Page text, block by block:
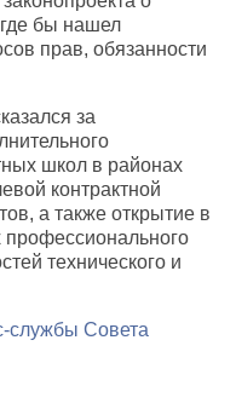
бы нашел
прав, обязанности
за
школ в районах
контрактной
а также открытие в
технического и
службы Совета